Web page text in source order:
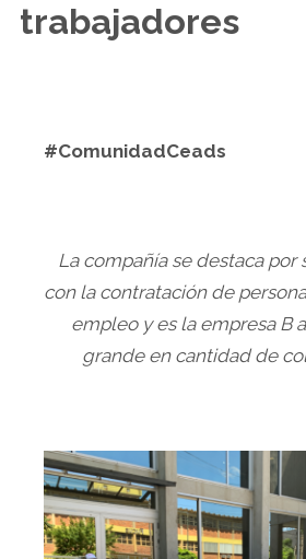
trabajadores
#ComunidadCeads
La compañía se destaca por
con la contratación de
empleo y es la empresa B
grande en cantidad de